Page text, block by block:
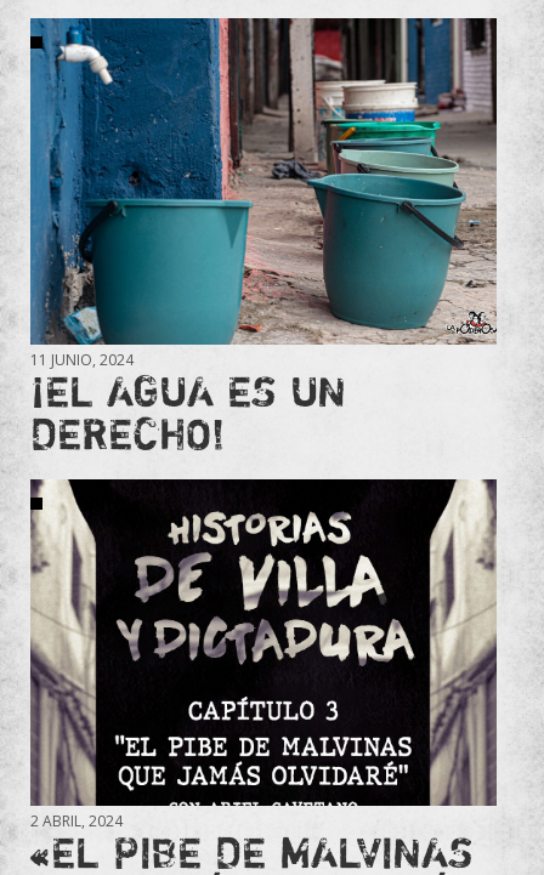
11 JUNIO, 2024
¡EL AGUA ES UN
DERECHO!
2 ABRIL, 2024
«EL PIBE DE MALVINAS